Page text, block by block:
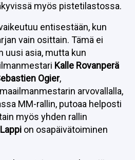
myös pistetilastossa.
entisestään, kun
vain osittain. Tämä ei
uusi asia, mutta kun
Kalle Rovanperä
Ogier,
arvovallalla,
MM-rallin, putoaa helposti
myös yhden rallin
on osapäivätoiminen